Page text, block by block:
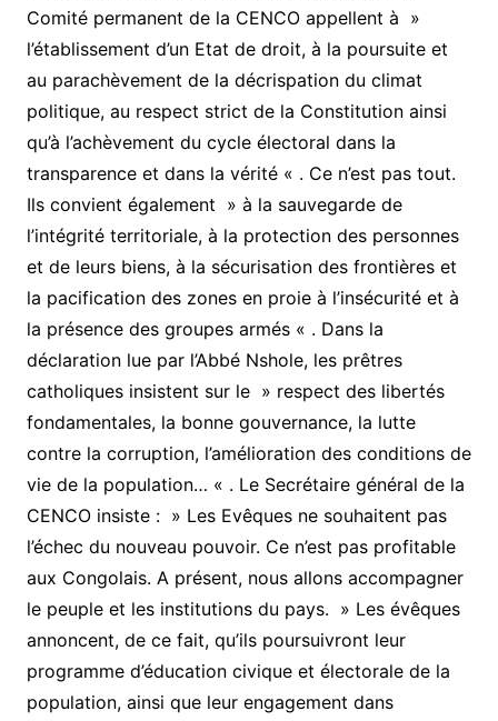
Comité permanent de la CENCO appellent à »
l’établissement d’un Etat de droit, à la poursuite et
au parachèvement de la décrispation du climat
politique, au respect strict de la Constitution ainsi
qu’à l’achèvement du cycle électoral dans la
transparence et dans la vérité « . Ce n’est pas tout.
Ils convient également » à la sauvegarde de
l’intégrité territoriale, à la protection des personnes
et de leurs biens, à la sécurisation des frontières et
la pacification des zones en proie à l’insécurité et à
la présence des groupes armés « . Dans la
déclaration lue par l’Abbé Nshole, les prêtres
catholiques insistent sur le » respect des libertés
fondamentales, la bonne gouvernance, la lutte
contre la corruption, l’amélioration des conditions de
vie de la population… « . Le Secrétaire général de la
CENCO insiste : » Les Evêques ne souhaitent pas
l’échec du nouveau pouvoir. Ce n’est pas profitable
aux Congolais. A présent, nous allons accompagner
le peuple et les institutions du pays. » Les évêques
annoncent, de ce fait, qu’ils poursuivront leur
programme d’éducation civique et électorale de la
population, ainsi que leur engagement dans